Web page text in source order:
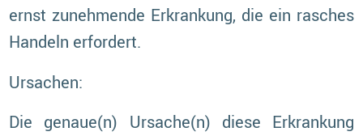
ernst zunehmende Erkrankung, die ein rasches
Handeln erfordert.
Ursachen:
Die genaue(n) Ursache(n) diese Erkrankung